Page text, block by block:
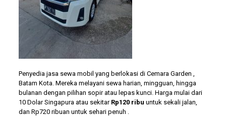
Penyedia jasa sewa mobil yang berlokasi di Cemara Garden ,
Batam Kota. Mereka melayani sewa harian, mingguan, hingga
bulanan dengan pilihan sopir atau lepas kunci. Harga mulai dari
10 Dolar Singapura atau sekitar Rp120 ribu untuk sekali jalan,
dan Rp720 ribuan untuk sehari penuh .